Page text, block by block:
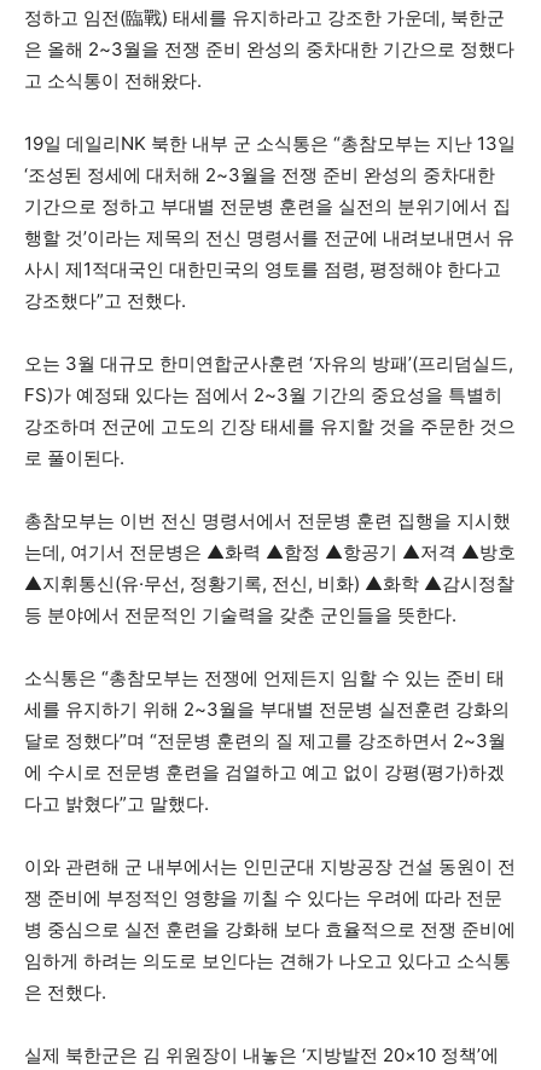
정하고 임전(臨戰) 태세를 유지하라고 강조한 가운데, 북한군
은 올해 2~3월을 전쟁 준비 완성의 중차대한 기간으로 정했다
고 소식통이 전해왔다.
19일 데일리NK 북한 내부 군 소식통은 “총참모부는 지난 13일
‘조성된 정세에 대처해 2~3월을 전쟁 준비 완성의 중차대한
기간으로 정하고 부대별 전문병 훈련을 실전의 분위기에서 집
행할 것’이라는 제목의 전신 명령서를 전군에 내려보내면서 유
사시 제1적대국인 대한민국의 영토를 점령, 평정해야 한다고
강조했다”고 전했다.
오는 3월 대규모 한미연합군사훈련 ‘자유의 방패’(프리덤실드,
FS)가 예정돼 있다는 점에서 2~3월 기간의 중요성을 특별히
강조하며 전군에 고도의 긴장 태세를 유지할 것을 주문한 것으
로 풀이된다.
총참모부는 이번 전신 명령서에서 전문병 훈련 집행을 지시했
는데, 여기서 전문병은 ▲화력 ▲함정 ▲항공기 ▲저격 ▲방호
▲지휘통신(유·무선, 정황기록, 전신, 비화) ▲화학 ▲감시정찰
등 분야에서 전문적인 기술력을 갖춘 군인들을 뜻한다.
소식통은 “총참모부는 전쟁에 언제든지 임할 수 있는 준비 태
세를 유지하기 위해 2~3월을 부대별 전문병 실전훈련 강화의
달로 정했다”며 “전문병 훈련의 질 제고를 강조하면서 2~3월
에 수시로 전문병 훈련을 검열하고 예고 없이 강평(평가)하겠
다고 밝혔다”고 말했다.
이와 관련해 군 내부에서는 인민군대 지방공장 건설 동원이 전
쟁 준비에 부정적인 영향을 끼칠 수 있다는 우려에 따라 전문
병 중심으로 실전 훈련을 강화해 보다 효율적으로 전쟁 준비에
임하게 하려는 의도로 보인다는 견해가 나오고 있다고 소식통
은 전했다.
실제 북한군은 김 위원장이 내놓은 ‘지방발전 20×10 정책’에